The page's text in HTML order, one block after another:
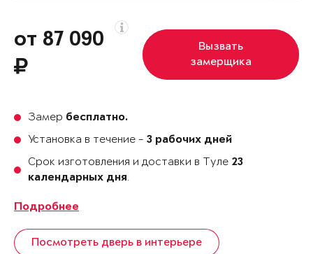
от 87 090
Вызвать
замерщика
Замер бесплатно.
Установка в течение - 3 рабочих дней
Срок изготовления и доставки в Туле 23
календарных дня.
Подробнее
Посмотреть дверь в интерьере